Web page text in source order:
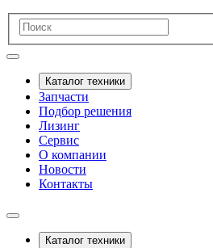
Каталог техники
Запчасти
Подбор решения
Лизинг
Сервис
О компании
Новости
Контакты
Каталог техники